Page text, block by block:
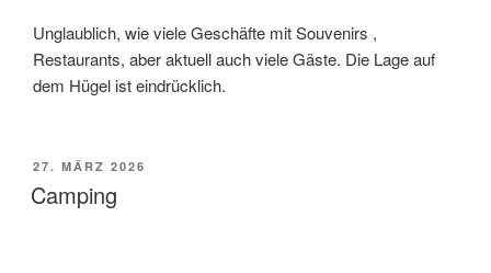
Unglaublich, wie viele Geschäfte mit Souvenirs ,
Restaurants, aber aktuell auch viele Gäste. Die Lage auf
dem Hügel ist eindrücklich.
VERÖFFENTLICHT
AM
27. MÄRZ 2026
Camping